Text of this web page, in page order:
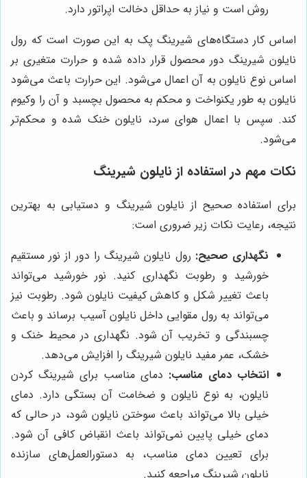
روش است و نیاز به حداقل دخالت اپراتور دارد.
اساس کار دستگاه‌های شیرینگ پک به این صورت است که رول
نایلون شیرینگ دور محصول قرار داده شده و حرارت متغیری بر
اساس نوع نایلون به آن اعمال می‌شود. این حرارت باعث می‌شود
نایلون به طور یکنواخت و محکم به محصول بچسبد و آن را وکیوم
کند. سپس با اعمال هوای سرد، نایلون خنک شده و محکم‌تر
می‌شود.
نکات مهم در استفاده از نایلون شیرینگ
برای استفاده صحیح از نایلون شیرینگ و دستیابی به بهترین
نتیجه، رعایت نکات زیر ضروری است:
نگهداری صحیح: رول نایلون شیرینگ را دور از نور مستقیم
خورشید و رطوبت نگهداری کنید. نور خورشید می‌تواند
باعث تغییر شکل و کاهش کیفیت نایلون شود. رطوبت نیز
می‌تواند به رول مقوایی داخل نایلون آسیب برساند و باعث
چسبندگی و تخریب آن شود. نگهداری در محیط خنک و
خشک، عمر مفید نایلون شیرینگ را افزایش می‌دهد.
انتخاب دمای مناسب: دمای مناسب برای شیرینگ کردن
نایلون، به نوع نایلون و ضخامت آن بستگی دارد. دمای
خیلی بالا می‌تواند باعث سوختن نایلون شود، در حالی که
دمای خیلی پایین نمی‌تواند باعث انقباض کافی آن شود.
برای تعیین دمای مناسب، به دستورالعمل‌های سازنده
نایلون شیرینگ مراجعه کنید.